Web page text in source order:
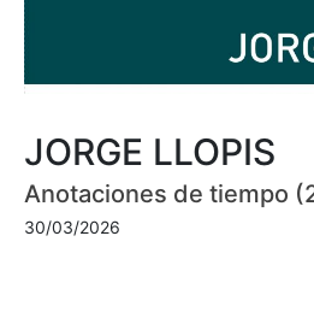
JORGE LLOPIS
Anotaciones de tiempo
30/03/2026